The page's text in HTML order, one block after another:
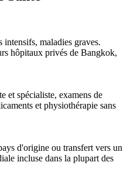
maladies graves.
hôpitaux privés de Bangkok,
et spécialiste, examens de
et physiothérapie sans
d'origine ou transfert vers un
incluse dans la plupart des